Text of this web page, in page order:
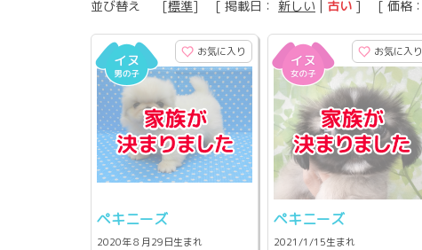
並び替え [標準] [ 掲載日： 新しい | 古い ] [ 価格：
お気に入り
ペキニーズ
2020年８月29日生まれ
お気に入り
ペキニーズ
2021/1/15生まれ